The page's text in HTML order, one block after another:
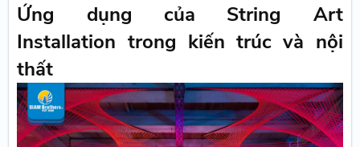
Ứng dụng của String Art
Installation trong kiến trúc và nội
thất